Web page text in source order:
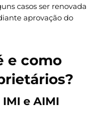
casos ser renovada
aprovação do
e como
e AIMI